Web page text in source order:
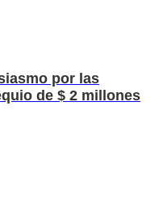
por las
de $ 2 millones